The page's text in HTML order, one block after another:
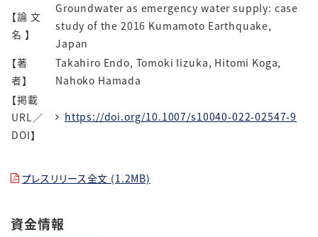
【論 文
名 】
Groundwater as emergency water supply: case
study of the 2016 Kumamoto Earthquake,
Japan
【著
者】
Takahiro Endo, Tomoki Iizuka, Hitomi Koga,
Nahoko Hamada
【掲載
URL／
DOI】
https://doi.org/10.1007/s10040-022-02547-9
プレスリリース全文 (1.2MB)
資金情報